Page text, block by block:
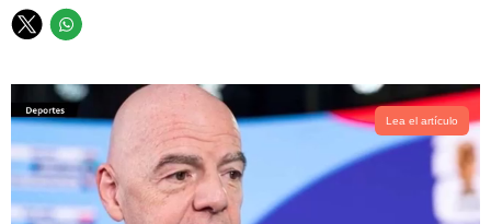
T
i
t
t
e
r
W
a
t
s
a
p
p
Lea el artículo